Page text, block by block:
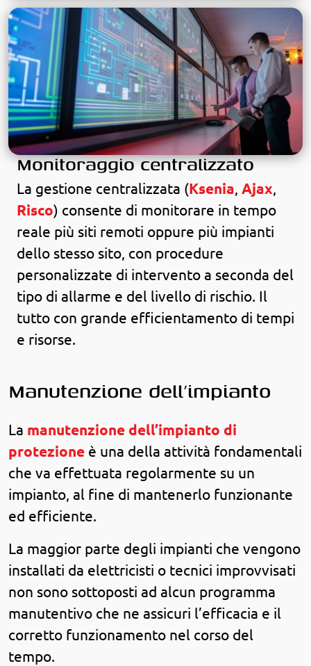
Monitoraggio centralizzato
La gestione centralizzata (Ksenia, Ajax,
Risco) consente di monitorare in tempo
reale più siti remoti oppure più impianti
dello stesso sito, con procedure
personalizzate di intervento a seconda del
tipo di allarme e del livello di rischio. Il
tutto con grande efficientamento di tempi
e risorse.
Manutenzione dell’impianto
La manutenzione dell’impianto di
protezione è una della attività fondamentali
che va effettuata regolarmente su un
impianto, al fine di mantenerlo funzionante
ed efficiente.
La maggior parte degli impianti che vengono
installati da elettricisti o tecnici improvvisati
non sono sottoposti ad alcun programma
manutentivo che ne assicuri l’efficacia e il
corretto funzionamento nel corso del
tempo.